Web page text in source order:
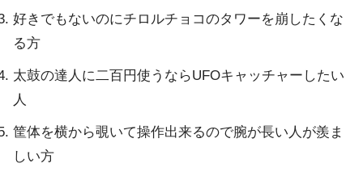
好きでもないのにチロルチョコのタワーを崩したくな
る方
太鼓の達人に二百円使うならUFOキャッチャーしたい
人
筐体を横から覗いて操作出来るので腕が長い人が羨ま
しい方